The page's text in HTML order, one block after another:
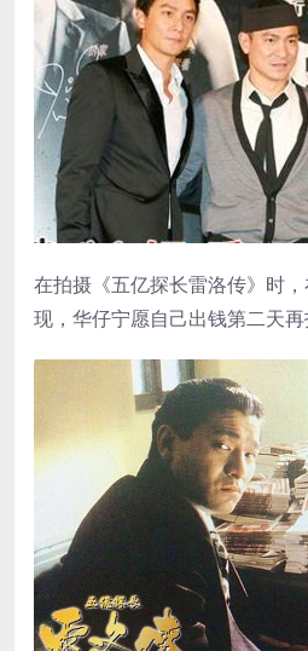
在拍摄《五亿探长雷洛传》时
现，华仔宁愿自己出钱第二天再